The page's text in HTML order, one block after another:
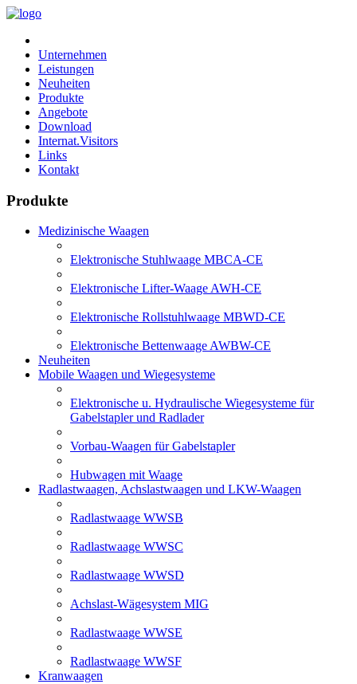
Unternehmen
Leistungen
Neuheiten
Produkte
Angebote
Download
Internat.Visitors
Links
Kontakt
Produkte
Medizinische Waagen
Elektronische Stuhlwaage MBCA-CE
Elektronische Lifter-Waage AWH-CE
Elektronische Rollstuhlwaage MBWD-CE
Elektronische Bettenwaage AWBW-CE
Neuheiten
Mobile Waagen und Wiegesysteme
Elektronische u. Hydraulische Wiegesysteme für
Gabelstapler und Radlader
Vorbau-Waagen für Gabelstapler
Hubwagen mit Waage
Radlastwaagen, Achslastwaagen und LKW-Waagen
Radlastwaage WWSB
Radlastwaage WWSC
Radlastwaage WWSD
Achslast-Wägesystem MIG
Radlastwaage WWSE
Radlastwaage WWSF
Kranwaagen